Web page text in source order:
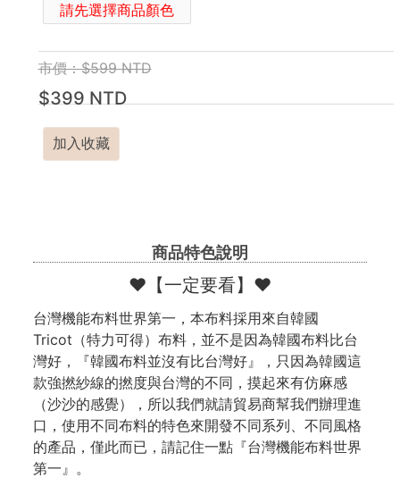
請先選擇商品顏色
市價：$599 NTD
$399 NTD
加入收藏
商品特色說明
❤️【一定要看】❤️
台灣機能布料世界第一，本布料採用來自韓國
Tricot（特力可得）布料，並不是因為韓國布料比台
灣好，『韓國布料並沒有比台灣好』，只因為韓國這
款強撚紗線的撚度與台灣的不同，摸起來有仿麻感
（沙沙的感覺），所以我們就請貿易商幫我們辦理進
口，使用不同布料的特色來開發不同系列、不同風格
的產品，僅此而已，請記住一點『台灣機能布料世界
第一』。